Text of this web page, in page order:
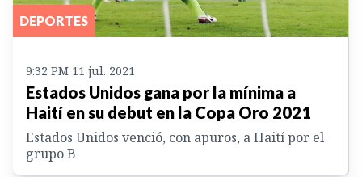
DEPORTES
9:32 PM 11 jul. 2021
Estados Unidos gana por la mínima a
Haití en su debut en la Copa Oro 2021
Estados Unidos venció, con apuros, a Haití por el
grupo B